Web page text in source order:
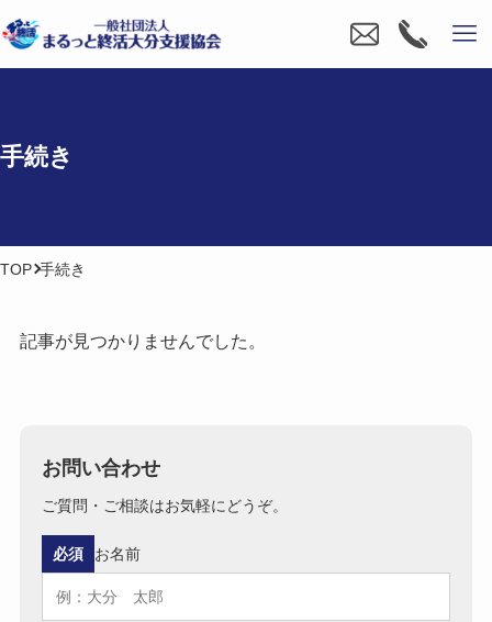
手続き
TOP 手続き
記事が見つかりませんでした。
お問い合わせ
ご質問・ご相談はお気軽にどうぞ。
お名前
必須